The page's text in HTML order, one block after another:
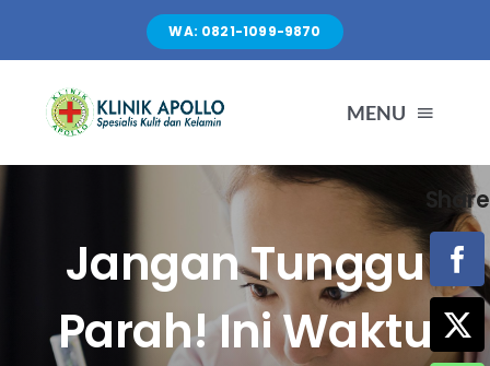
content
WA: 0821-1099-9870
MENU
TENTANG KAMI
LAYANAN
FASILITAS
Jangan Tunggu
Parah! Ini Waktu
Share